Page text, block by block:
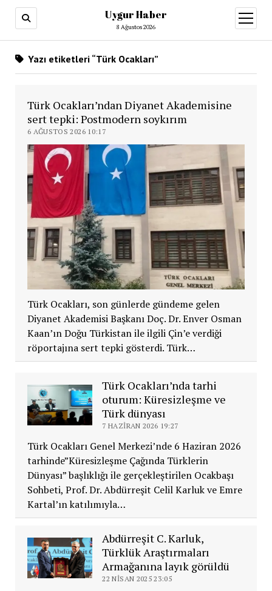
Uygur Haber
8 Ağustos 2026
aç
Yazı etiketleri “Türk Ocakları”
Türk Ocakları’ndan Diyanet Akademisine
sert tepki: Postmodern soykırım
6 AĞUSTOS 2026 10:17
Türk Ocakları, son günlerde gündeme gelen
Diyanet Akademisi Başkanı Doç. Dr. Enver Osman
Kaan’ın Doğu Türkistan ile ilgili Çin’e verdiği
röportajına sert tepki gösterdi. Türk…
Türk Ocakları’nda tarhi
oturum: Küresizleşme ve
Türk dünyası
7 HAZIRAN 2026 19:27
Türk Ocakları Genel Merkezi’nde 6 Haziran 2026
tarhinde”Küresizleşme Çağında Türklerin
Dünyası” başlıklığı ile gerçekleştirilen Ocakbaşı
Sohbeti, Prof. Dr. Abdürreşit Celil Karluk ve Emre
Kartal’ın katılımıyla…
Abdürreşit C. Karluk,
Türklük Araştırmaları
Armağanına layık görüldü
22 NISAN 2025 23:05